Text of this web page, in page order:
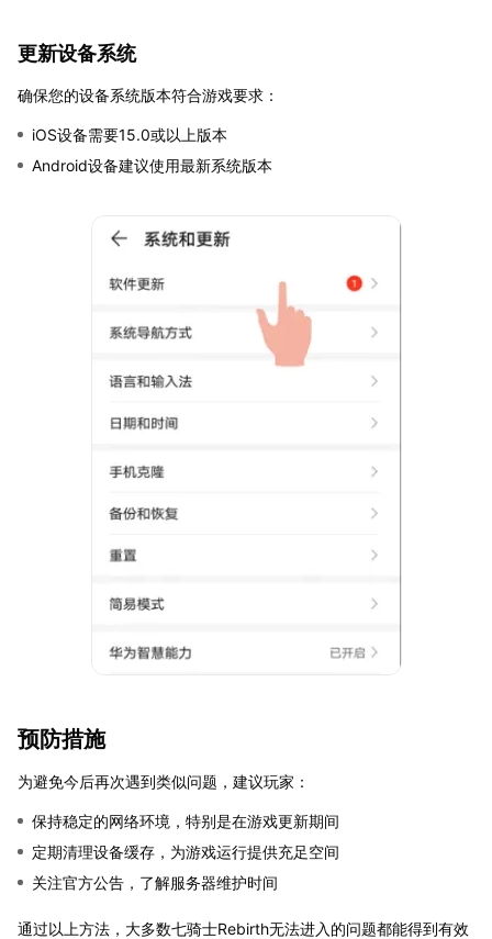
更新设备系统
确保您的设备系统版本符合游戏要求：
iOS设备需要15.0或以上版本
Android设备建议使用最新系统版本
预防措施
为避免今后再次遇到类似问题，建议玩家：
保持稳定的网络环境，特别是在游戏更新期间
定期清理设备缓存，为游戏运行提供充足空间
关注官方公告，了解服务器维护时间
通过以上方法，大多数七骑士Rebirth无法进入的问题都能得到有效